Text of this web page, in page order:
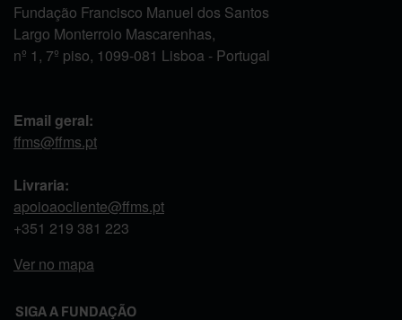
Fundação Francisco Manuel dos Santos
Largo Monterroio Mascarenhas,
nº 1, 7º piso, 1099-081 Lisboa - Portugal
Email geral:
ffms@ffms.pt
Livraria:
apoioaocliente@ffms.pt
+351 219 381 223
Ver no mapa
SIGA A FUNDAÇÃO